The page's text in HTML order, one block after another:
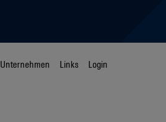
Unternehmen Links Login